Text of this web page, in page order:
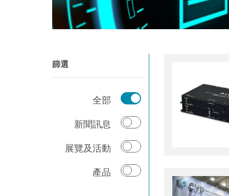
篩選
全部
新聞訊息
展覽及活動
產品